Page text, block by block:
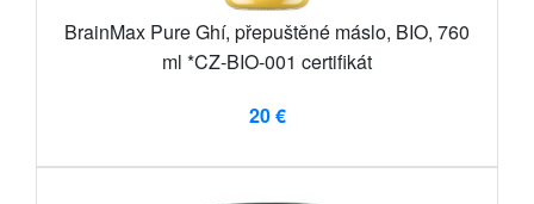
BrainMax Pure Ghí, přepuštěné máslo, BIO, 760
ml *CZ-BIO-001 certifikát
20 €